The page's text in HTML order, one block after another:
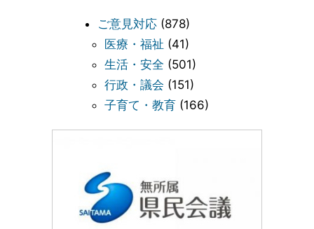
ご意見対応 (878)
医療・福祉 (41)
生活・安全 (501)
行政・議会 (151)
子育て・教育 (166)